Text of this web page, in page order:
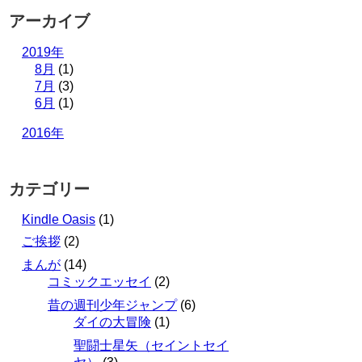
アーカイブ
2019年
8月 (1)
7月 (3)
6月 (1)
2016年
カテゴリー
Kindle Oasis (1)
ご挨拶 (2)
まんが (14)
コミックエッセイ (2)
昔の週刊少年ジャンプ(6)
ダイの大冒険 (1)
聖闘士星矢（セイントセイ